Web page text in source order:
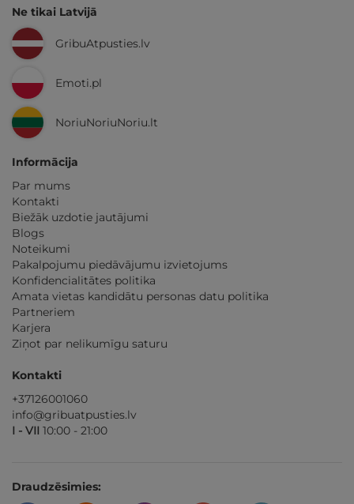
Ne tikai Latvijā
GribuAtpusties.lv
Emoti.pl
NoriuNoriuNoriu.lt
Informācija
Par mums
Kontakti
Biežāk uzdotie jautājumi
Blogs
Noteikumi
Pakalpojumu piedāvājumu izvietojums
Konfidencialitātes politika
Amata vietas kandidātu personas datu politika
Partneriem
Karjera
Ziņot par nelikumīgu saturu
Kontakti
+37126001060
info@gribuatpusties.lv
I - VII 10:00 - 21:00
Draudzēsimies: